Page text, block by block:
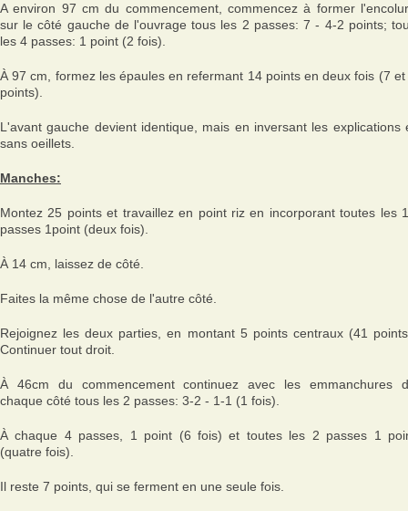
A environ 97 cm du commencement, commencez à former
sur le côté gauche de l'ouvrage tous les 2 passes: 7 - 4-2 points;
les 4 passes: 1 point (2 fois).
À 97 cm, formez les épaules en refermant 14 points en deux fois (7 et
points).
L'avant gauche devient identique, mais en inversant les explications
sans oeillets.
Manches:
Montez 25 points et travaillez en point riz en incorporant toutes les
passes 1point (deux fois).
À 14 cm, laissez de côté.
Faites la même chose de l'autre côté.
Rejoignez les deux parties, en montant 5 points centraux (41
Continuer tout droit.
À 46cm du commencement continuez avec les emmanchures
chaque côté tous les 2 passes: 3-2 - 1-1 (1 fois).
À chaque 4 passes, 1 point (6 fois) et toutes les 2 passes 1
(quatre fois).
Il reste 7 points, qui se ferment en une seule fois.